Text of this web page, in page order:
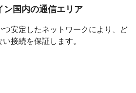
ン国内の通信エリア
安定したネットワークにより、ど
接続を保証します。